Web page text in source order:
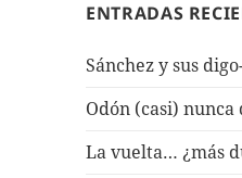
ENTRADAS
Sánchez y sus
Odón (casi)
La vuelta… ¿más